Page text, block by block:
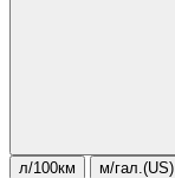
л/100км м/гал.(US)